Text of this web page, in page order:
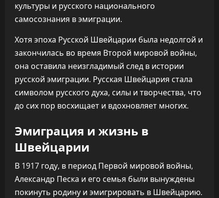
культуры и русского национального
самосознания в эмиграции.
Хотя эпоха Русской Швейцарии была недолгой и
закончилась во время Второй мировой войны,
она оставила неизгладимый след в истории
русской эмиграции. Русская Швейцария стала
символом русского духа, силы и творчества, что
до сих пор восхищает и вдохновляет многих.
Эмиграция и жизнь в
Швейцарии
В 1917 году, в период Первой мировой войны,
Александр Песка и его семья были вынуждены
покинуть родину и эмигрировать в Швейцарию.